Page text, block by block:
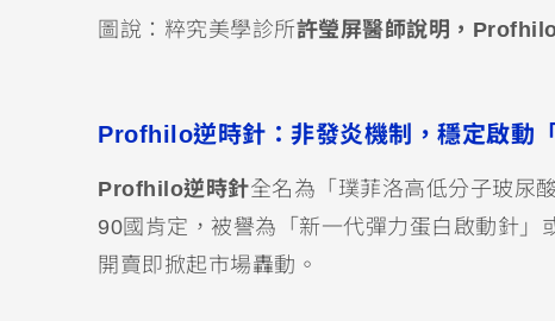
圖說：粹究美學診所許瑩屏醫師說明，
Profhilo逆時針： 非發炎機制，穩定啟動
Profhilo逆時針全名為「璞菲洛高低分子玻尿
90國肯定，被譽為「新一代彈力蛋白啟動針
開賣即掀起市場轟動。